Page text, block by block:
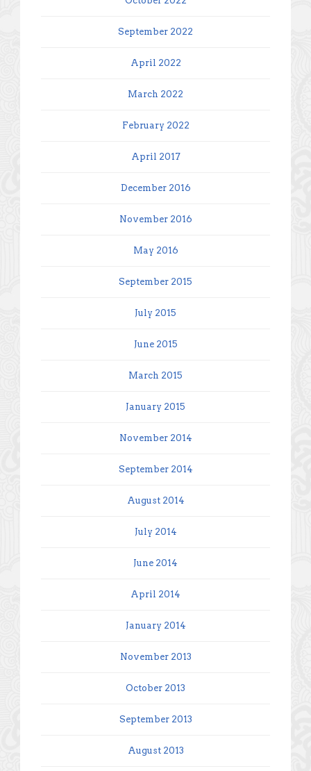
September 2022
April 2022
March 2022
February 2022
April 2017
December 2016
November 2016
May 2016
September 2015
July 2015
June 2015
March 2015
January 2015
November 2014
September 2014
August 2014
July 2014
June 2014
April 2014
January 2014
November 2013
October 2013
September 2013
August 2013